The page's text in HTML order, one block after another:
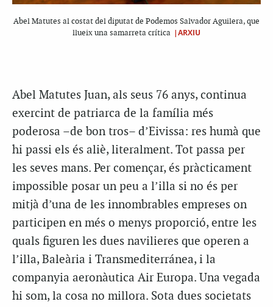
Abel Matutes al costat del diputat de Podemos Salvador Aguilera, que
llueix una samarreta crítica |ARXIU
Abel Matutes Juan, als seus 76 anys, continua
exercint de patriarca de la família més
poderosa –de bon tros– d’Eivissa: res humà que
hi passi els és aliè, literalment. Tot passa per
les seves mans. Per començar, és pràcticament
impossible posar un peu a l’illa si no és per
mitjà d’una de les innombrables empreses on
participen en més o menys proporció, entre les
quals figuren les dues navilieres que operen a
l’illa, Baleària i Transmediterránea, i la
companyia aeronàutica Air Europa. Una vegada
hi som, la cosa no millora. Sota dues societats